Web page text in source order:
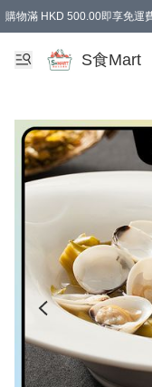
購物滿 HKD 500.00即享免運
S食Mart